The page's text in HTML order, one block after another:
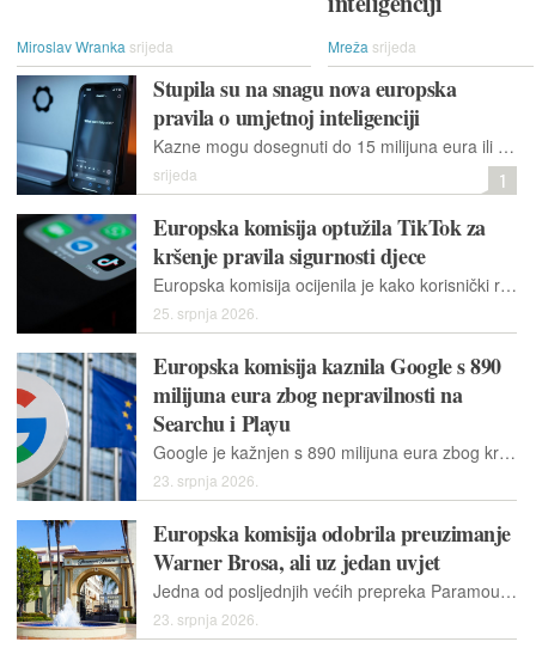
Miroslav Wranka srijeda Mreža srijeda
Stupila su na snagu nova europska
pravila o umjetnoj inteligenciji
Kazne mogu dosegnuti do 15 milijuna eura ili tri posto globalnog godišnjeg prihoda za tvrtke i 750 tisuća eura za institucije, tijela i agencije Unije
srijeda 1
Europska komisija optužila TikTok za
kršenje pravila sigurnosti djece
Europska komisija ocijenila je kako korisnički računi na TikToku ne ispunjavaju sigurnosne standarde predviđene Zakonom o digitalnim uslugama.
25. srpnja 2026.
Europska komisija kaznila Google s 890
milijuna eura zbog nepravilnosti na
Searchu i Playu
Google je kažnjen s 890 milijuna eura zbog kršenja Akta o digitalnim tržištima na uslugama Google Search i Google Play te mu dala 60 dana za ispravak nepravilnosti
23. srpnja 2026.
Europska komisija odobrila preuzimanje
Warner Brosa, ali uz jedan uvjet
Jedna od posljednjih većih prepreka Paramountovoj masovnoj akviziciji za 111 milijardi američkih dolara sada je pravni izazov u 12 američkih saveznih država
23. srpnja 2026.